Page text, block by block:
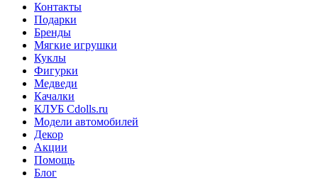
Контакты
Подарки
Бренды
Мягкие игрушки
Куклы
Фигурки
Медведи
Качалки
КЛУБ Cdolls.ru
Модели автомобилей
Декор
Акции
Помощь
Блог